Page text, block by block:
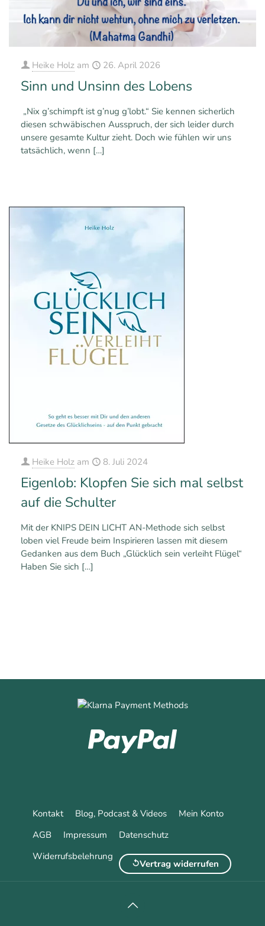
Heike Holz am 26. April 2026
Sinn und Unsinn des Lobens
„Nix g’schimpft ist g’nug g’lobt.“ Sie kennen sicherlich
diesen schwäbischen Ausspruch, der sich leider durch
unsere gesamte Kultur zieht. Doch wie fühlen wir uns
tatsächlich, wenn […]
Heike Holz am 8. Juli 2024
Eigenlob: Klopfen Sie sich mal selbst
auf die Schulter
Mit der KNIPS DEIN LICHT AN-Methode sich selbst
loben viel Freude beim Inspirieren lassen mit diesem
Gedanken aus dem Buch „Glücklich sein verleiht Flügel“
Haben Sie sich […]
Kontakt Blog, Podcast & Videos
Mein Konto
AGB
Impressum
Datenschutz
Widerrufsbelehrung
Vertrag widerrufen